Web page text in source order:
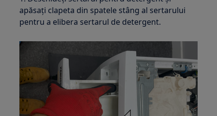
apăsați clapeta din spatele stâng al sertarului
pentru a elibera sertarul de detergent.